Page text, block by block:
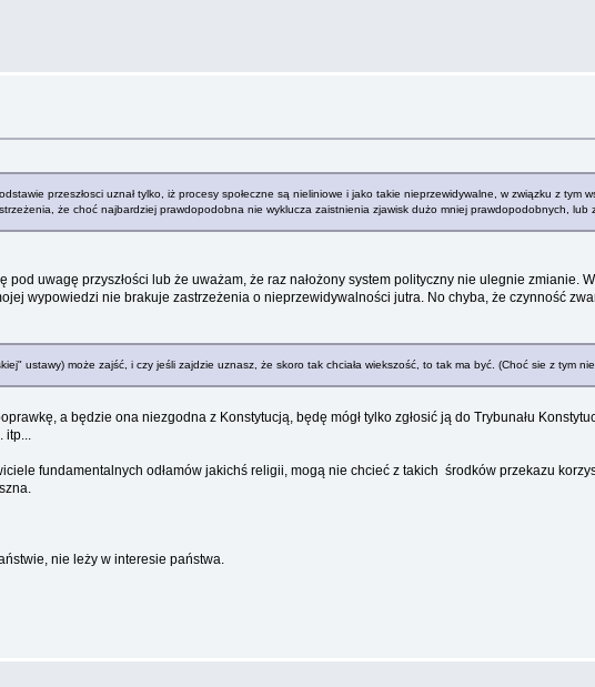
przeszłosci uznał tylko, iż procesy społeczne są nieliniowe i jako takie nieprzewidywalne, w związku z tym
że choć najbardziej prawdopodobna nie wyklucza zaistnienia zjawisk dużo mniej prawdopodobnych, lub
uwagę przyszłości lub że uważam, że raz nałożony system polityczny nie ulegnie zmianie.
wypowiedzi nie brakuje zastrzeżenia o nieprzewidywalności jutra. No chyba, że czynność
ustawy) może zajść, i czy jeśli zajdzie uznasz, że skoro tak chciała wiekszość, to tak ma być. (Choć sie z tym
a będzie ona niezgodna z Konstytucją, będę mógł tylko zgłosić ją do Trybunału
fundamentalnych odłamów jakichś religii, mogą nie chcieć z takich środków przekazu
nie leży w interesie państwa.